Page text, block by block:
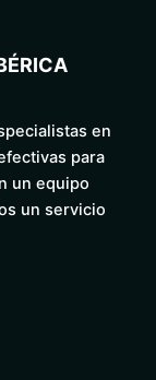
en
para
un equipo
un servicio